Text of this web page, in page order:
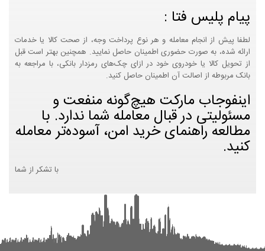
پیام پلیس فتا :
لطفا پیش از انجام معامله و هر نوع پرداخت وجه، از صحت کالا یا خدمات
ارائه شده، به صورت حضوری اطمینان حاصل نمایید. همچنین بهتر است قبل
از تحویل کالا یا خودروی خود در ازای چک‌های رمزدار بانکی، با مراجعه به
بانک مربوطه از اصالت آن اطمینان حاصل کنید.
اینفوجاب مارکت هیچ‌گونه منفعت و
مسئولیتی در قبال معامله شما ندارد. با
مطالعه راهنمای خرید امن، آسوده‌تر معامله
کنید.
با تشکر از شما